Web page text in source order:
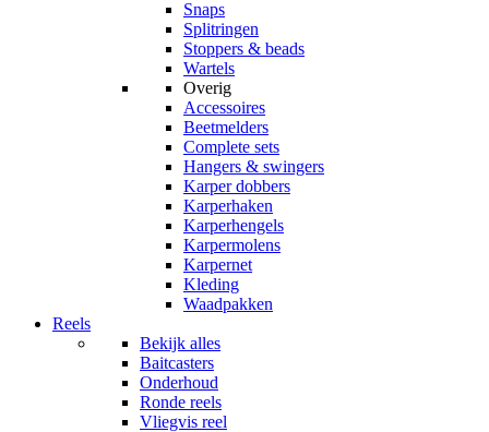
Snaps
Splitringen
Stoppers & beads
Wartels
Overig
Accessoires
Beetmelders
Complete sets
Hangers & swingers
Karper dobbers
Karperhaken
Karperhengels
Karpermolens
Karpernet
Kleding
Waadpakken
Reels
Bekijk alles
Baitcasters
Onderhoud
Ronde reels
Vliegvis reel